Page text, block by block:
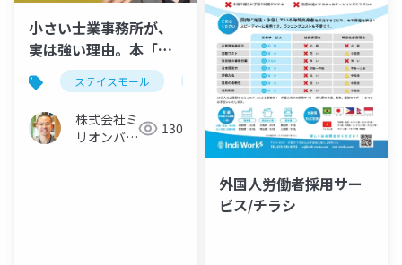
小さい士業事務所が、
実は強い理由。本「ス
テイスモール」紹介
ステイスモール
株式会社ミ
リオンバリ
130
外国人労働者採用サー
ビス/チラシ